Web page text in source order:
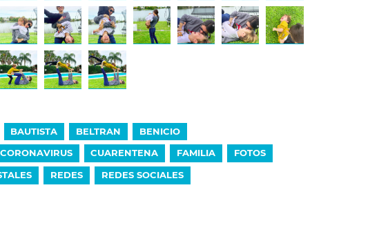
BAUTISTA BELTRAN
BENICIO
CORONAVIRUS CUARENTENA FAMILIA
FOTOS
REDES REDES SOCIALES